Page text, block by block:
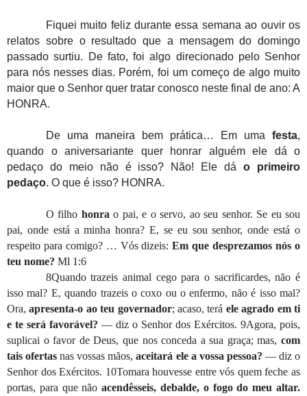
Fiquei muito feliz durante essa semana ao ouvir os
relatos sobre o resultado que a mensagem do domingo
passado surtiu. De fato, foi algo direcionado pelo Senhor
para nós nesses dias. Porém, foi um começo de algo muito
maior que o Senhor quer tratar conosco neste final de ano: A
HONRA.
De uma maneira bem prática… Em uma festa,
quando o aniversariante quer honrar alguém ele dá o
pedaço do meio não é isso? Não! Ele dáo primeiro
pedaço. O que é isso? HONRA.
O filho honra o pai, e o servo, ao seu senhor. Se eu sou
pai, onde está a minha honra? E, se eu sou senhor, onde está o
respeito para comigo? … Vós dizeis:Em que desprezamos nós o
teu nome? Ml 1:6
8Quando trazeis animal cego para o sacrificardes, não é
isso mal? E, quando trazeis o coxo ou o enfermo, não é isso mal?
Ora,apresenta-o ao teu governador; acaso, terá ele agrado em ti
e te será favorável? — diz o Senhor dos Exércitos. 9Agora, pois,
suplicai o favor de Deus, que nos conceda a sua graça; mas, com
tais ofertas nas vossas mãos,aceitará ele a vossa pessoa? — diz o
Senhor dos Exércitos. 10Tomara houvesse entre vós quem feche as
portas, para que nãoacendêsseis, debalde, o fogo do meu altar.